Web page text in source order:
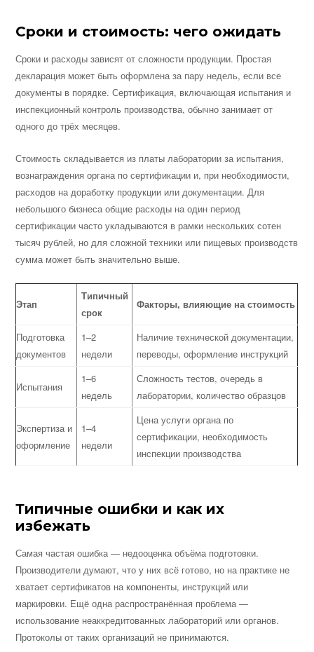
Сроки и стоимость: чего ожидать
Сроки и расходы зависят от сложности продукции. Простая
декларация может быть оформлена за пару недель, если все
документы в порядке. Сертификация, включающая испытания и
инспекционный контроль производства, обычно занимает от
одного до трёх месяцев.
Стоимость складывается из платы лаборатории за испытания,
вознаграждения органа по сертификации и, при необходимости,
расходов на доработку продукции или документации. Для
небольшого бизнеса общие расходы на один период
сертификации часто укладываются в рамки нескольких сотен
тысяч рублей, но для сложной техники или пищевых производств
сумма может быть значительно выше.
Этап
Типичный
срок
Факторы, влияющие на стоимость
Подготовка
документов
1–2
недели
Наличие технической документации,
переводы, оформление инструкций
Испытания
1–6
недель
Сложность тестов, очередь в
лаборатории, количество образцов
Экспертиза и
оформление
1–4
недели
Цена услуги органа по
сертификации, необходимость
инспекции производства
Типичные ошибки и как их
избежать
Самая частая ошибка — недооценка объёма подготовки.
Производители думают, что у них всё готово, но на практике не
хватает сертификатов на компоненты, инструкций или
маркировки. Ещё одна распространённая проблема —
использование неаккредитованных лабораторий или органов.
Протоколы от таких организаций не принимаются.